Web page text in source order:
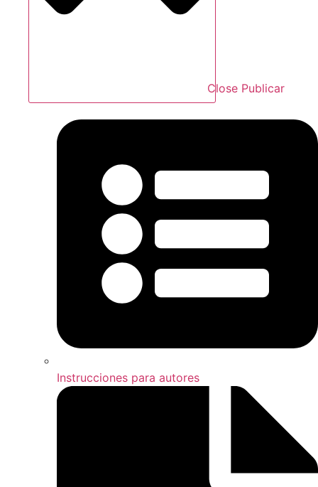
Close Publicar
Instrucciones para autores